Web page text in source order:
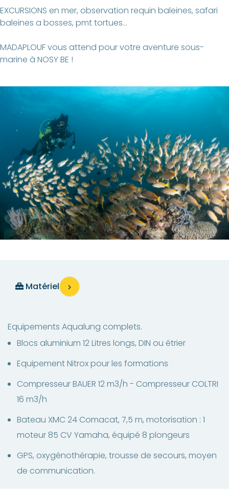
EXCURSIONS en mer, observation requin baleines, safari
baleines a bosses, pmt tortues…
MADAPLOUF vous attend pour votre aventure sous-
marine à NOSY BE !
Matériel
Equipements Aqualung complets.
Blocs aluminium 12 Litres longs, DIN ou étrier
Equipement Nitrox pour les formations
Compresseur BAUER 12 m3/h - Compresseur COLTRI
16 m3/h
Bateau XMC 24 Comacat, 7,5 m, motorisation : 1
moteur 85 CV Yamaha, équipé 8 plongeurs
GPS, oxygénothérapie, trousse de secours, moyen
de communication.